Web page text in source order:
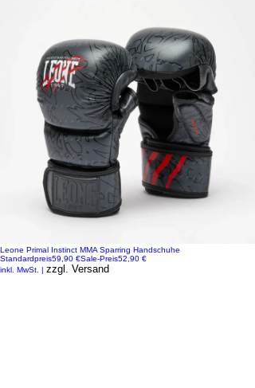
Leone Primal Instinct MMA Sparring Handschuhe
Standardpreis59,90 €Sale-Preis52,90 €
inkl. MwSt. | zzgl. Versand